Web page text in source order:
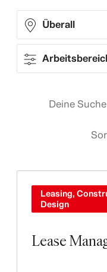
Überall
Deine
Lease
Leasing,
Design